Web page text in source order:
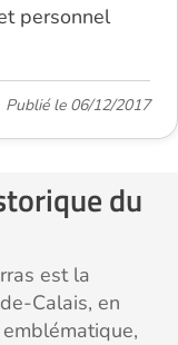
personnel
Publié le 06/12/2017
du
est la
Calais, en